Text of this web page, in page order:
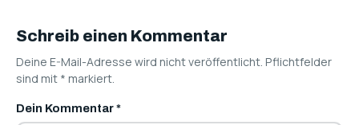
Schreib einen Kommentar
Deine E-Mail-Adresse wird nicht veröffentlicht. Pflichtfelder
sind mit * markiert.
Dein Kommentar*